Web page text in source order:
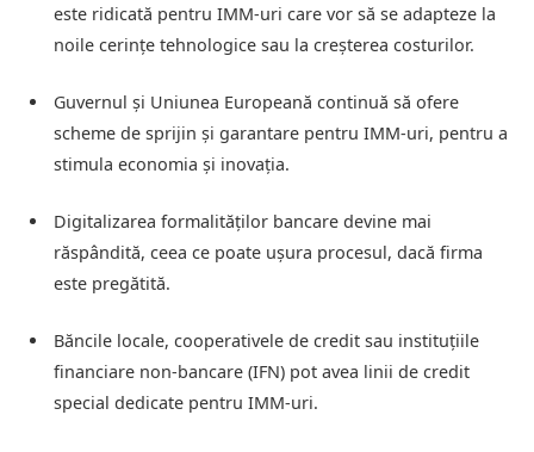
este ridicată pentru IMM-uri care vor să se adapteze la
noile cerințe tehnologice sau la creșterea costurilor.
Guvernul și Uniunea Europeană continuă să ofere
scheme de sprijin și garantare pentru IMM-uri, pentru a
stimula economia și inovația.
Digitalizarea formalităților bancare devine mai
răspândită, ceea ce poate ușura procesul, dacă firma
este pregătită.
Băncile locale, cooperativele de credit sau instituțiile
financiare non‑bancare (IFN) pot avea linii de credit
special dedicate pentru IMM-uri.